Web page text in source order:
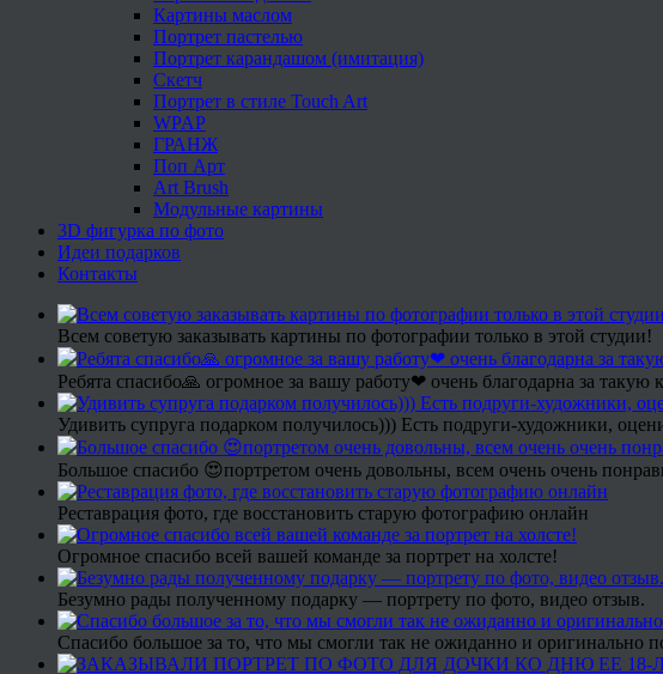
Картины маслом
Портрет пастелью
Портрет карандашом (имитация)
Скетч
Портрет в стиле Touch Art
WPAP
ГРАНЖ
Поп Арт
Art Brush
Модульные картины
3D фигурка по фото
Идеи подарков
Контакты
Всем советую заказывать картины по фотографии только в этой студии!
Ребята спасибо🙏 огромное за вашу работу❤ очень благодарна за такую
Удивить супруга подарком получилось))) Есть подруги-художники,
Большое спасибо 😍портретом очень довольны, всем очень очень
Реставрация фото, где восстановить старую фотографию онлайн
Огромное спасибо всей вашей команде за портрет на холсте!
Безумно рады полученному подарку — портрету по фото, видео отзыв.
Спасибо большое за то, что мы смогли так не ожиданно и оригинально